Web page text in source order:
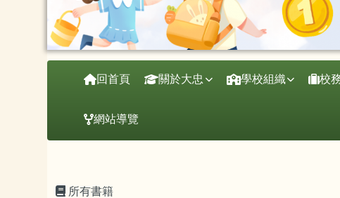
導覽列回首頁 關於大忠 學校組織 校
網站導覽
所有書籍